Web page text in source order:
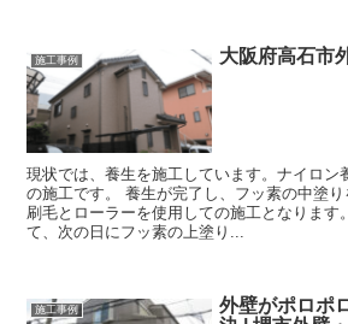
施工事例 大阪府高石市
現状では、養生を施工しています。ナイロン
の施工です。 養生が完了し、フッ素の中塗り
刷毛とローラーを使用しての施工となります
て、次の日にフッ素の上塗り...
施工事例
外壁がポロポ